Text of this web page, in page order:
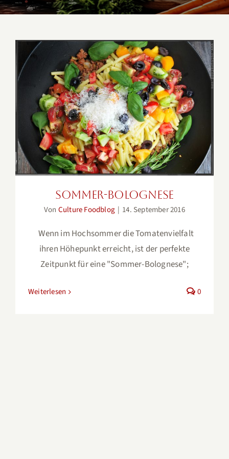
Sommer-Bolognese
Sommer-Bolognese
Von Culture Foodblog | 14. September 2016
Wenn im Hochsommer die Tomatenvielfalt
ihren Höhepunkt erreicht, ist der perfekte
Zeitpunkt für eine "Sommer-Bolognese";
Weiterlesen 0